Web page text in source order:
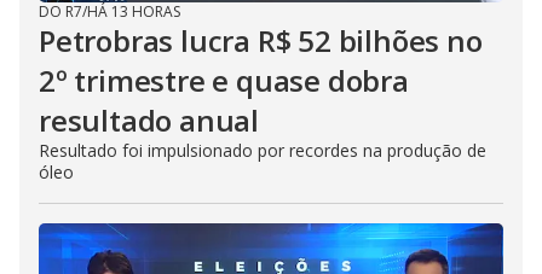
DO R7/HÁ 13 HORAS
Petrobras lucra R$ 52 bilhões no
2º trimestre e quase dobra
resultado anual
Resultado foi impulsionado por recordes na produção de
óleo